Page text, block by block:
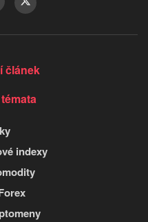
článek
indexy